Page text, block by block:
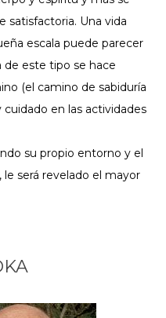
satisfactoria. Una vida
escala puede parecer
de este tipo se hace
(el camino de sabiduría
en las actividades
su propio entorno y el
será revelado el mayor